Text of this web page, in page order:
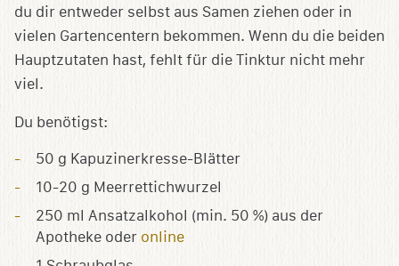
du dir entweder selbst aus Samen ziehen oder in
vielen Gartencentern bekommen. Wenn du die beiden
Hauptzutaten hast, fehlt für die Tinktur nicht mehr
viel.
Du benötigst:
50 g Kapuzinerkresse-Blätter
10-20 g Meerrettichwurzel
250 ml Ansatzalkohol (min. 50 %) aus der
Apotheke oder online